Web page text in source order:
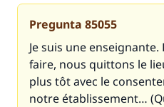
Pregunta 85055
Je suis une enseignante.
faire, nous quittons le
plus tôt avec le
notre établissement…